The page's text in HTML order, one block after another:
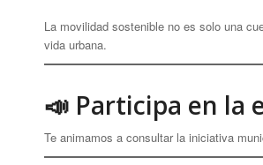
La movilidad sostenible no es solo una
vida urbana.
📣 Participa en la
Te animamos a consultar la iniciativa